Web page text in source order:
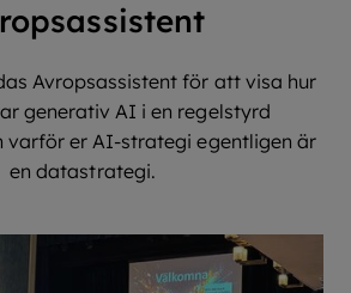
Avropsassistent för att visa hur
generativ AI i en regelstyrd
varför er AI-strategi egentligen är
en datastrategi.